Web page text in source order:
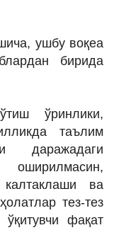
ушбу воқеа
бирида
ўринлики,
таълим
даражадаги
калтаклаши ва
тез-тез
фақат